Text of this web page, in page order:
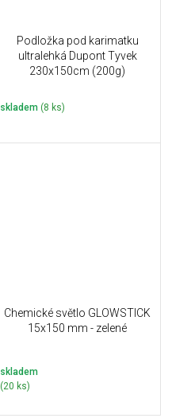
Podložka pod karimatku
ultralehká Dupont Tyvek
230x150cm (200g)
skladem (8 ks)
Chemické světlo GLOWSTICK
15x150 mm - zelené
skladem
(20 ks)